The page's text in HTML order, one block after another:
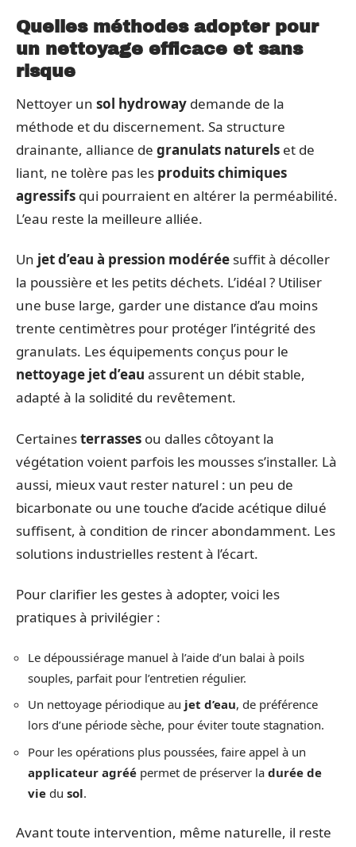
Quelles méthodes adopter pour
un nettoyage efficace et sans
risque
Nettoyer un sol hydroway demande de la
méthode et du discernement. Sa structure
drainante, alliance de granulats naturels et de
liant, ne tolère pas les produits chimiques
agressifs qui pourraient en altérer la perméabilité.
L’eau reste la meilleure alliée.
Un jet d’eau à pression modérée suffit à décoller
la poussière et les petits déchets. L’idéal ? Utiliser
une buse large, garder une distance d’au moins
trente centimètres pour protéger l’intégrité des
granulats. Les équipements conçus pour le
nettoyage jet d’eau assurent un débit stable,
adapté à la solidité du revêtement.
Certainesterrasses ou dalles côtoyant la
végétation voient parfois les mousses s’installer. Là
aussi, mieux vaut rester naturel : un peu de
bicarbonate ou une touche d’acide acétique dilué
suffisent, à condition de rincer abondamment. Les
solutions industrielles restent à l’écart.
Pour clarifier les gestes à adopter, voici les
pratiques à privilégier :
Le dépoussiérage manuel à l’aide d’un balai à poils
souples, parfait pour l’entretien régulier.
Un nettoyage périodique au jet d’eau, de préférence
lors d’une période sèche, pour éviter toute stagnation.
Pour les opérations plus poussées, faire appel à un
applicateur agréé permet de préserver la durée de
vie du sol.
Avant toute intervention, même naturelle, il reste